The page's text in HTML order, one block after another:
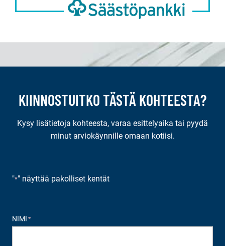
KIINNOSTUITKO TÄSTÄ KOHTEESTA?
Kysy lisätietoja kohteesta, varaa esittelyaika tai pyydä
minut arviokäynnille omaan kotiisi.
"*" näyttää pakolliset kentät
NIMI *